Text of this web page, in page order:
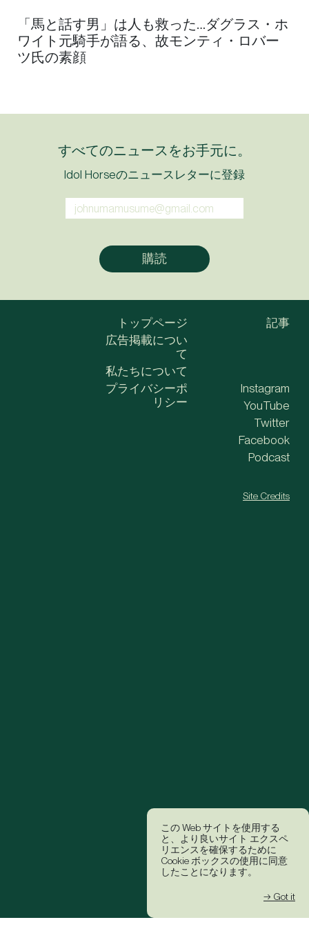
この Web サイトを使用する
と、より良いサイト エクスペ
リエンスを確保するために
Cookie ボックスの使用に同意
したことになります。
→ Got it
「馬と話す男」は人も救った…ダグラス・ホ
ワイト元騎手が語る、故モンティ・ロバー
ツ氏の素顔
すべてのニュースをお手元に。
Idol Horseのニュースレターに登録
トップページ
広告掲載につい
て
私たちについて
記事
プライバシーポ
リシー
Instagram
YouTube
Twitter
Facebook
Podcast
Site Credits